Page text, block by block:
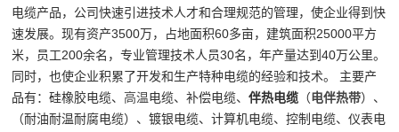
电缆产品，公司快速引进技术人才和合理规范的管理，使企业得到快
速发展。现有资产3500万，占地面积60多亩，建筑面积25000平方
米，员工200余名，专业管理技术人员30名，年产量达到40万公里。
同时，也使企业积累了开发和生产特种电缆的经验和技术。 主要产
品有：硅橡胶电缆、高温电缆、补偿电缆、伴热电缆 （电伴热带）、
（耐油耐温耐腐电缆）、镀银电缆、计算机电缆、控制电缆、仪表电